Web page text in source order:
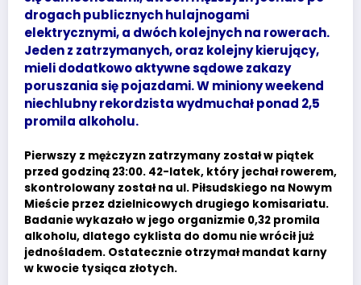
drogach publicznych hulajnogami
elektrycznymi, a dwóch kolejnych na rowerach.
Jeden z zatrzymanych, oraz kolejny kierujący,
mieli dodatkowo aktywne sądowe zakazy
poruszania się pojazdami. W miniony weekend
niechlubny rekordzista wydmuchał ponad 2,5
promila alkoholu.
Pierwszy z mężczyzn zatrzymany został w piątek
przed godziną 23:00. 42-latek, który jechał rowerem,
skontrolowany został na ul. Piłsudskiego na Nowym
Mieście przez dzielnicowych drugiego komisariatu.
Badanie wykazało w jego organizmie 0,32 promila
alkoholu, dlatego cyklista do domu nie wrócił już
jednośladem. Ostatecznie otrzymał mandat karny
w kwocie tysiąca złotych.